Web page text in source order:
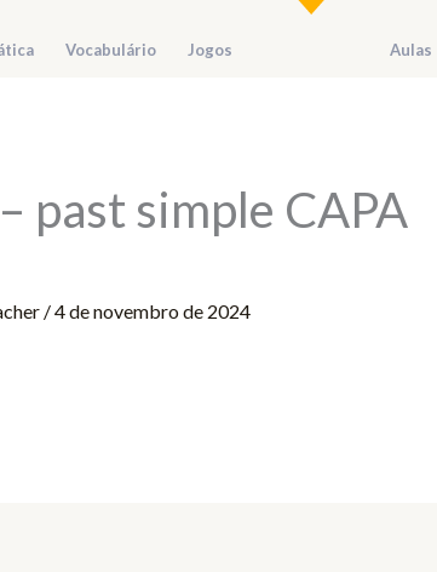
Vocabulário Jogos Aulas
past simple CAPA
/4 de novembro de 2024